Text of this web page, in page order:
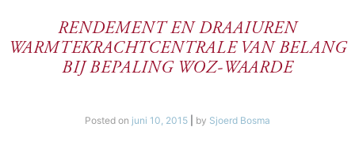
RENDEMENT EN DRAAIUREN
WARMTEKRACHTCENTRALE VAN BELANG
BIJ BEPALING WOZ-WAARDE
Posted on juni 10, 2015 by Sjoerd Bosma